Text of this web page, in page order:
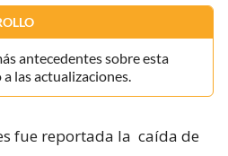
antecedentes sobre esta
las actualizaciones.
fue reportada la caída de